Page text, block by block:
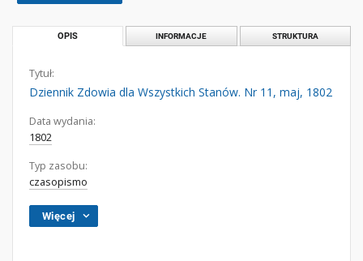
OPIS INFORMACJE STRUKTURA
Tytuł:
Dziennik Zdowia dla Wszystkich Stanów. Nr 11, maj, 1802
Data wydania:
1802
Typ zasobu:
czasopismo
Więcej